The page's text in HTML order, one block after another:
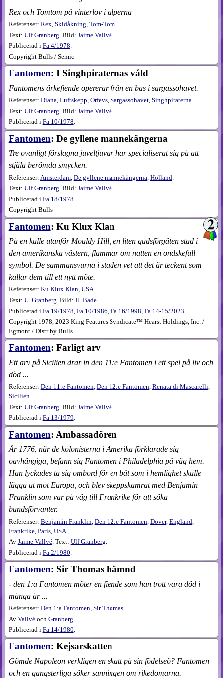
Rex och Tomtom på vinterlov i alperna
Referenser: Rex, Skidåkning, Tom-Tom.
Text: Ulf Granberg. Bild: Jaime Vallvé.
Publicerad i Fa4​/1978.
Copyright Bulls / Semic
Fantomen: I Singhpiraternas våld
Fantomens ärkefiende opererar från en bas i sargassohavet.
Referenser: Diana, Luftskepp, Orfevs, Sargassohavet, Singhpiraterna.
Text: Ulf Granberg . Bild: Jaime Vallvé.
Publicerad i Fa10​/1978.
Fantomen: De gyllene mannekängerna
Tre ovanligt förslagna juveltjuvar har specialiserat sig på att
stjäla berömda smycken.
Referenser: Amsterdam, De gyllene mannekängerna Holland
Text: Ulf Granberg. Bild: Jaime Vallvé.
Publicerad i Fa 18​/1978
Copyright Bulls
Fantomen: Ku Klux Klan
På en kulle utanför Mouldy Hill, en liten gudsförgäten stad i
den amerikanska västern, flammar om natten en ondskefull
symbol. De sammansvurna i staden vet att det är teckent som
kallar dem till ett nytt möte.
Referenser: Ku Klux Klan, USA.
Text: U. Granberg. Bild: H. Bade.
Publicerad i Fa 19​/1978 Fa 10​/1986 Fa 16​/1998 Fa 14-15​/2023
Copyright 1978, 2023 King Features Syndicate™ Hearst Holdings, Inc. /
Egmont / Distr by Bulls.
Fantomen: Farligt arv
Ett arv på Sicilien drar in den 11:e Fantomen i ett spel på liv och
död ...
Referenser: Den 11:e Fantomen, Den 12:e Fantomen, Renata di Mascarelli,
Sicilien.
Text: Ulf Granberg. Bild: Jaime Vallvé.
Publicerad i Fa13​/1979.
Fantomen: Ambassadören
År 1776, när de kolonisterna i Amerika förklarade sig
oavhängiga, befann sig Fantomen i Philadelphia på väg hem.
Han lyckades ta sig ombord för en båt som i hemlighet skulle
lägga ut mot Europa, och blev skeppskamrat med Benjamin
Franklin som var på väg till Frankrike för att söka
bundsförvanter.
Referenser: Benjamin Franklin Den 12:e Fantomen Dover, England
Frankrike, Paris, USA
Av Jaime Vallvé. Text: Ulf Granberg.
Publicerad i Fa 2​/1980
Fantomen: Sir Thomas hämnd
- den 1:a Fantomen möter en fiende som han trott vara död i
många år ...
Referenser: Den 1:a Fantomen, Sir Thomas.
Av Vallvéoch Granberg
Publicerad i Fa14​/1980.
Fantomen: Kejsarskatten
Gömde Napoleon verkligen en skatt på sin födelseö? Fantomen
och en gangsterliga söker sanningen om rikedomarna.